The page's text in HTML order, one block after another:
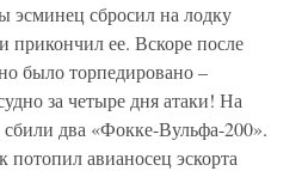
эсминец сбросил на лодку
прикончил ее. Вскоре после
было торпедировано –
за четыре дня атаки! На
два «Фокке-Вульфа-200».
авианосец эскорта